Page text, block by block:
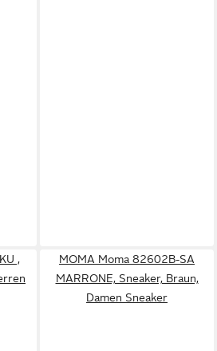
,
MOMA Moma 82602B-SA
MARRONE, Sneaker, Braun,
Damen Sneaker